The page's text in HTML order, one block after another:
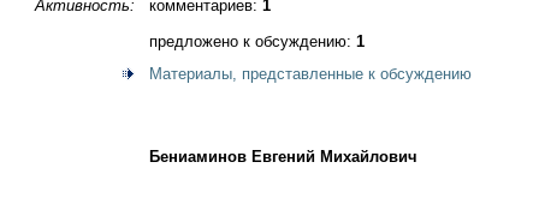
Активность: комментариев: 1
предложено к обсуждению: 1
Материалы, представленные к обсуждению
Бениаминов Евгений Михайлович